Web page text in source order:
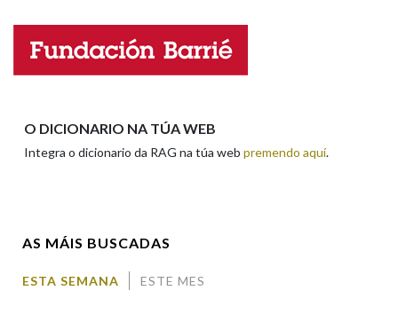
Nome
O DICIONARIO NA TÚA WEB
Integra o dicionario da RAG na túa web premendo aquí.
AS MÁIS BUSCADAS
ESTA SEMANA ESTE MES